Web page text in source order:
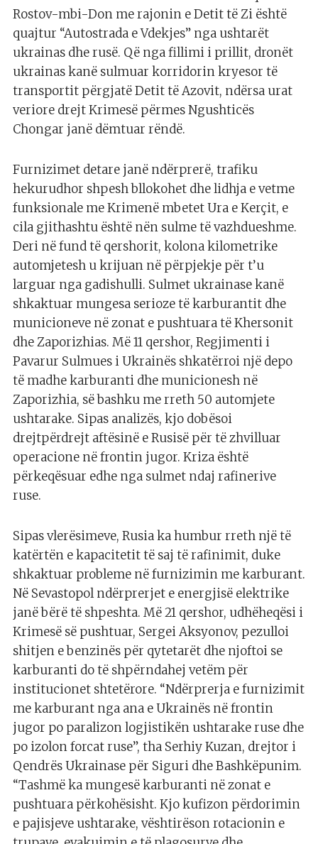
Rostov-mbi-Don me rajonin e Detit të Zi është
quajtur “Autostrada e Vdekjes” nga ushtarët
ukrainas dhe rusë. Që nga fillimi i prillit, dronët
ukrainas kanë sulmuar korridorin kryesor të
transportit përgjatë Detit të Azovit, ndërsa urat
veriore drejt Krimesë përmes Ngushticës
Chongar janë dëmtuar rëndë.
Furnizimet detare janë ndërprerë, trafiku
hekurudhor shpesh bllokohet dhe lidhja e vetme
funksionale me Krimenë mbetet Ura e Kerçit, e
cila gjithashtu është nën sulme të vazhdueshme.
Deri në fund të qershorit, kolona kilometrike
automjetesh u krijuan në përpjekje për t’u
larguar nga gadishulli. Sulmet ukrainase kanë
shkaktuar mungesa serioze të karburantit dhe
municioneve në zonat e pushtuara të Khersonit
dhe Zaporizhias. Më 11 qershor, Regjimenti i
Pavarur Sulmues i Ukrainës shkatërroi një depo
të madhe karburanti dhe municionesh në
Zaporizhia, së bashku me rreth 50 automjete
ushtarake. Sipas analizës, kjo dobësoi
drejtpërdrejt aftësinë e Rusisë për të zhvilluar
operacione në frontin jugor. Kriza është
përkeqësuar edhe nga sulmet ndaj rafinerive
ruse.
Sipas vlerësimeve, Rusia ka humbur rreth një të
katërtën e kapacitetit të saj të rafinimit, duke
shkaktuar probleme në furnizimin me karburant.
Në Sevastopol ndërprerjet e energjisë elektrike
janë bërë të shpeshta. Më 21 qershor, udhëheqësi i
Krimesë së pushtuar, Sergei Aksyonov, pezulloi
shitjen e benzinës për qytetarët dhe njoftoi se
karburanti do të shpërndahej vetëm për
institucionet shtetërore. “Ndërprerja e furnizimit
me karburant nga ana e Ukrainës në frontin
jugor po paralizon logjistikën ushtarake ruse dhe
po izolon forcat ruse”, tha Serhiy Kuzan, drejtor i
Qendrës Ukrainase për Siguri dhe Bashkëpunim.
“Tashmë ka mungesë karburanti në zonat e
pushtuara përkohësisht. Kjo kufizon përdorimin
e pajisjeve ushtarake, vështirëson rotacionin e